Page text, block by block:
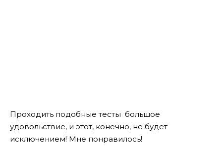
Проходить подобные тесты большое
удовольствие, и этот, конечно, не будет
исключением! Мне понравилось!